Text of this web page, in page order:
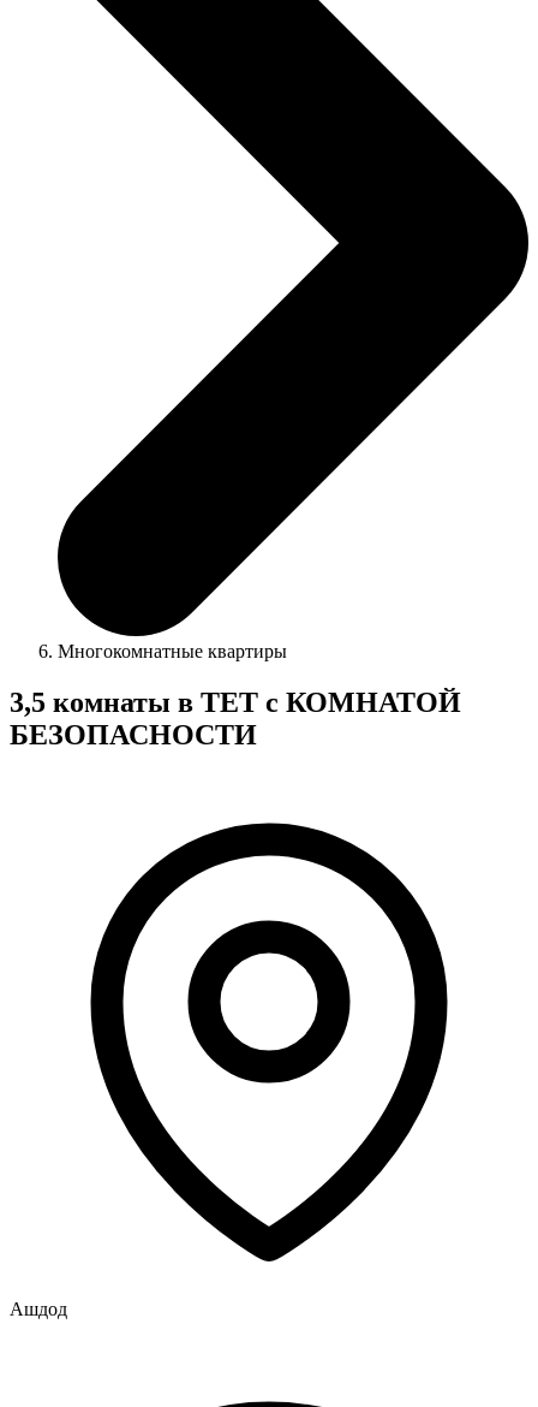
Многокомнатные квартиры
3,5 комнаты в ТЕТ с КОМНАТОЙ
БЕЗОПАСНОСТИ
Ашдод